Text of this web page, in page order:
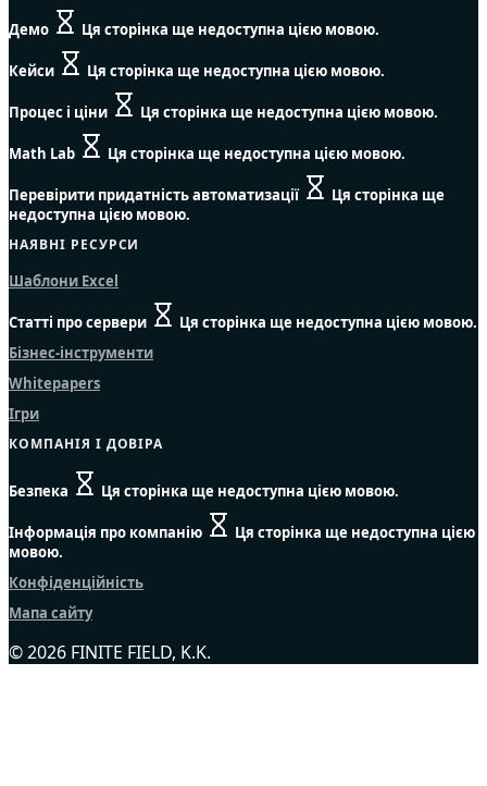
Демо Ця сторінка ще недоступна цією мовою.
Кейси Ця сторінка ще недоступна цією мовою.
Процес і ціни Ця сторінка ще недоступна цією мовою.
Math Lab Ця сторінка ще недоступна цією мовою.
Перевірити придатність автоматизації
Ця сторінка ще
недоступна цією мовою.
НАЯВНІ РЕСУРСИ
Шаблони Excel
Статті про сервери
Ця сторінка ще недоступна цією мовою.
Бізнес-інструменти
Whitepapers
Ігри
КОМПАНІЯ І ДОВІРА
Безпека Ця сторінка ще недоступна цією мовою.
Інформація про компанію
Ця сторінка ще недоступна цією
мовою.
Конфіденційність
Мапа сайту
© 2026 FINITE FIELD, K.K.